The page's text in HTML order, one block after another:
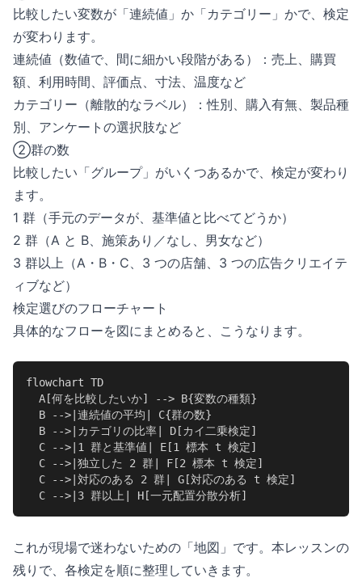
比較したい変数が「連続値」か「カテゴリー」かで、検定
が変わります。
連続値（数値で、間に細かい段階がある）：売上、購買
額、利用時間、評価点、寸法、温度など
カテゴリー（離散的なラベル）：性別、購入有無、製品種
別、アンケートの選択肢など
②群の数
比較したい「グループ」がいくつあるかで、検定が変わり
ます。
1 群（手元のデータが、基準値と比べてどうか）
2 群（A と B、施策あり／なし、男女など）
3 群以上（A・B・C、3 つの店舗、3 つの広告クリエイテ
ィブなど）
検定選びのフローチャート
具体的なフローを図にまとめると、こうなります。
flowchart TD
  A[何を比較したいか] --> B{変数の種類}
  B -->|連続値の平均| C{群の数}
  B -->|カテゴリの比率| D[カイ二乗検定]
  C -->|1 群と基準値| E[1 標本 t 検定]
  C -->|独立した 2 群| F[2 標本 t 検定]
  C -->|対応のある 2 群| G[対応のある t 検定]
  C -->|3 群以上| H[一元配置分散分析]
これが現場で迷わないための「地図」です。本レッスンの
残りで、各検定を順に整理していきます。